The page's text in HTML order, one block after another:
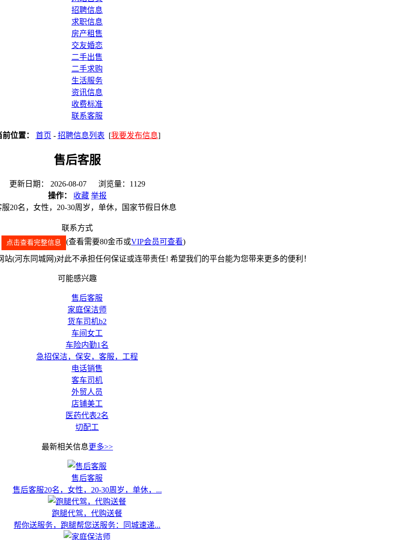
招聘信息
求职信息
房产租售
交友婚恋
二手出售
二手求购
生活服务
资讯信息
收费标准
联系客服
前位置： 首页 - 招聘信息列表 [我要发布信息]
售后客服
更新日期： 2026-08-07 浏览量：1129
操作：
收藏 举报
20名，女性，20-30周岁，单休，国家节假日休息
联系方式
点击查看完整信息 (查看需要80金币或VIP会员可查看)
(河东同城网)对此不承担任何保证或连带责任! 希望我们的平台能为您带来更多的便利！
可能感兴趣
售后客服
家庭保洁师
货车司机b2
车间女工
车险内勤1名
急招保洁，保安，客服，工程
电话销售
客车司机
外贸人员
店铺美工
医药代表2名
切配工
最新相关信息更多>>
售后客服
售后客服20名，女性，20-30周岁，单休，...
跑腿代驾，代购送餐
帮你送服务，跑腿帮您送服务：同城速递...